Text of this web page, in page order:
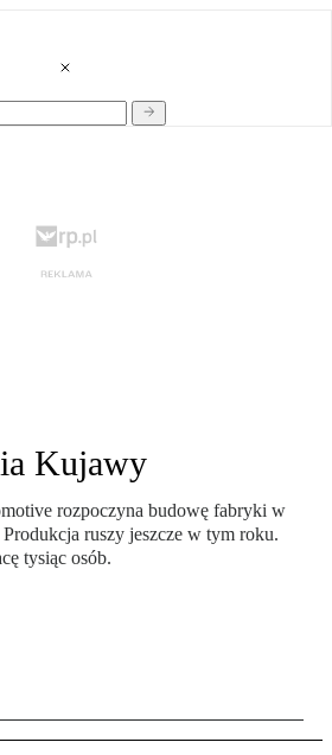
Kujawy
rozpoczyna budowę fabryki w
ruszy jeszcze w tym roku.
tysiąc osób.